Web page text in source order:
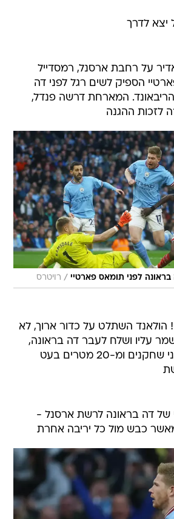
יצא לדרך
על רחבת ארסנל, רמסדייל
הספיק לשים רגל לפני דה
הריבאונד. המארחת דרשה פנדל,
לזכות ההגנה
בראונה לפני תומאס פארטיי / רויטרס
הולאנד השתלט על כדור ארוך, לא
עליו ושלח לעבר דה בראונה,
שדהר קדימה בין שני שחקנים ומ-20 מטרים בעט
של דה בראונה לרשת ארסנל -
מאשר כבש מול כל יריבה אחרת